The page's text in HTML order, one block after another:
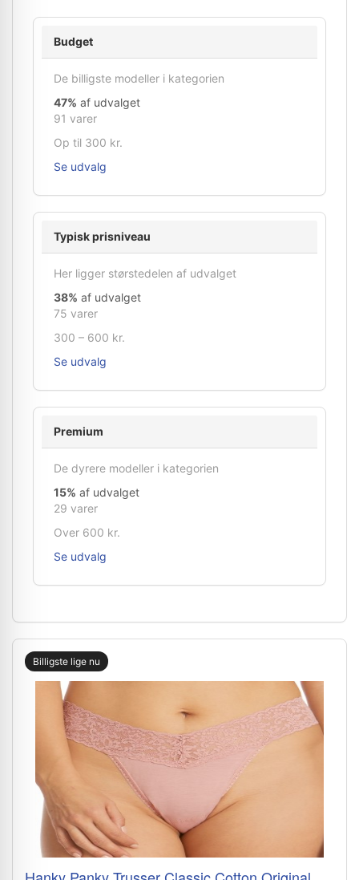
Budget
De billigste modeller i kategorien
47% af udvalget
91 varer
Op til 300 kr.
Se udvalg
Typisk prisniveau
Her ligger størstedelen af udvalget
38% af udvalget
75 varer
300 – 600 kr.
Se udvalg
Premium
De dyrere modeller i kategorien
15% af udvalget
29 varer
Over 600 kr.
Se udvalg
Billigste lige nu